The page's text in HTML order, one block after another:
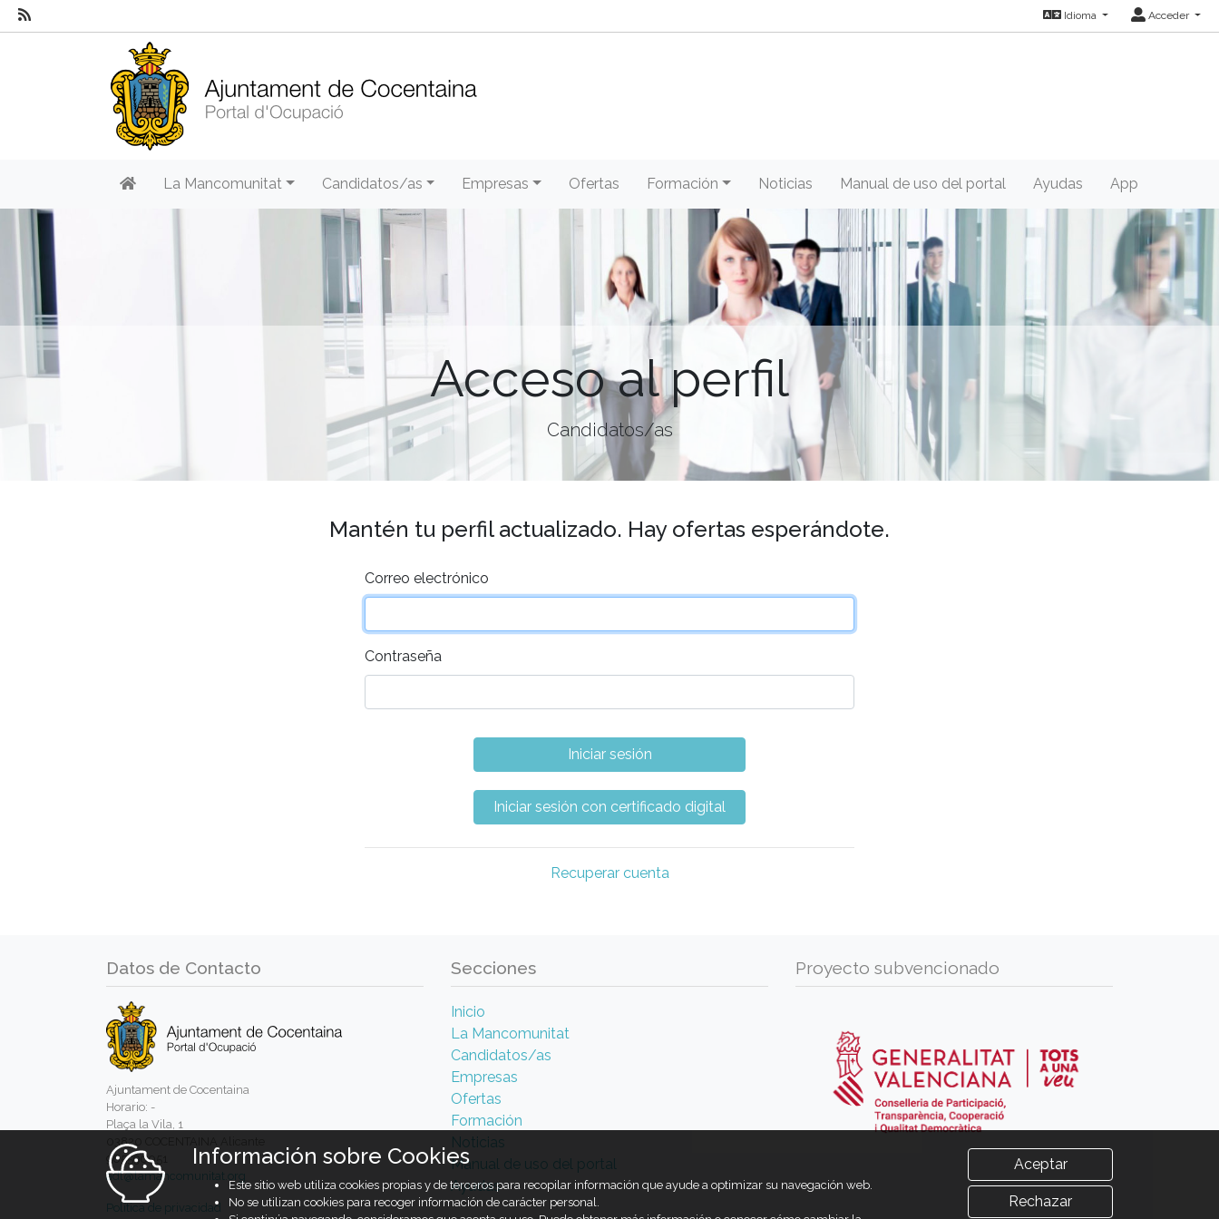
Idioma Acceder
La Mancomunitat Candidatos/as Empresas Ofertas Formación Noticias Manual de uso del portal Ayudas App
Acceso al perfil
Candidatos/as
Mantén tu perfil actualizado. Hay ofertas esperándote.
Correo electrónico
Contraseña
Recuperar cuenta
Datos de Contacto
Ajuntament de Cocentaina
Horario: -
Plaça la Vila, 1
03820 COCENTAINA Alicante
965590051
adl@lamancomunitat.org
Política de privacidad
Secciones
Inicio
La Mancomunitat
Candidatos/as
Empresas
Ofertas
Formación
Noticias
Manual de uso del portal
Ayudas
Proyecto subvencionado
Información sobre Cookies
Este sitio web utiliza cookies propias y de terceros para recopilar información que ayude a optimizar su navegación web.
No se utilizan cookies para recoger información de carácter personal.
Aceptar
Rechazar